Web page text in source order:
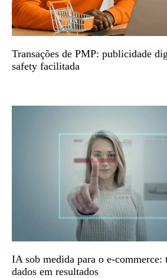
Transações de PMP: publicidade
safety facilitada
IA sob medida para o e-commerce:
dados em resultados